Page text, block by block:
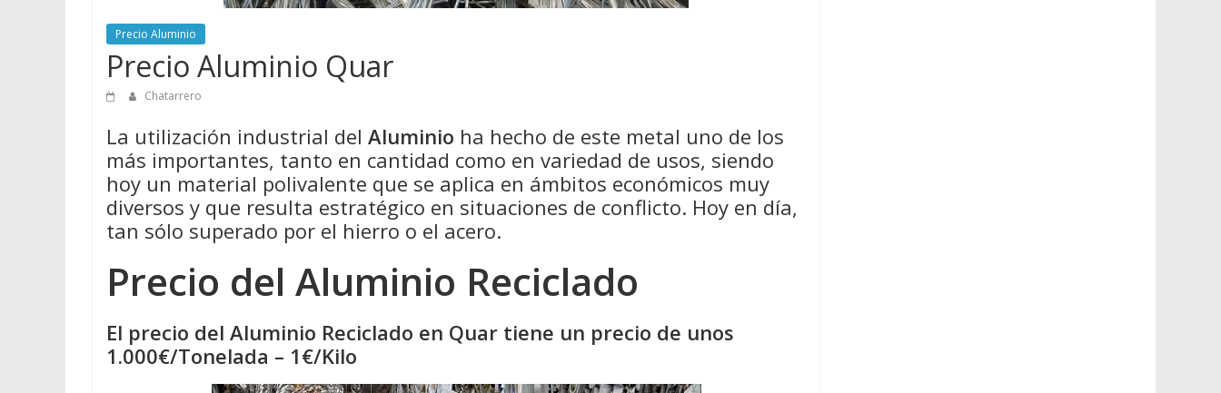
Precio Aluminio
Precio Aluminio Quar
Chatarrero
La utilización industrial del Aluminio ha hecho de este metal uno de los
más importantes, tanto en cantidad como en variedad de usos, siendo
hoy un material polivalente que se aplica en ámbitos económicos muy
diversos y que resulta estratégico en situaciones de conflicto. Hoy en día,
tan sólo superado por el hierro o el acero.
Precio del Aluminio Reciclado
El precio del Aluminio Reciclado en Quar tiene un precio de unos
1.000€/Tonelada – 1€/Kilo